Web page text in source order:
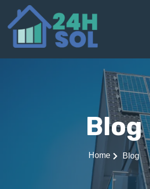
Blog
Home Blog